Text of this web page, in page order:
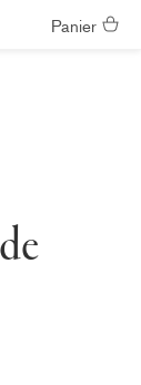
Panier